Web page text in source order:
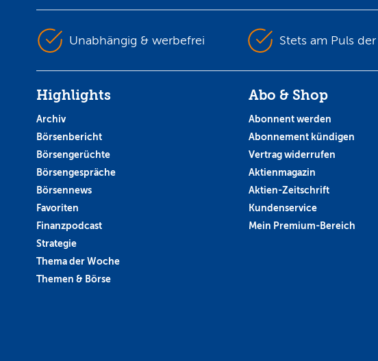
Unabhängig & werbefrei Stets am Puls
Highlights
Archiv
Börsenbericht
Börsengerüchte
Börsengespräche
Börsennews
Favoriten
Finanzpodcast
Strategie
Thema der Woche
Themen & Börse
Abo & Shop
Abonnent werden
Abonnement kündigen
Vertrag widerrufen
Aktienmagazin
Aktien-Zeitschrift
Kundenservice
Mein Premium-Bereich